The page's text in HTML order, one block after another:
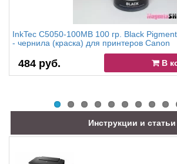
InkTec C5050-100MB 100 гр. Black
- чернила (краска) для принтеров Canon
484 руб. В
Инструкции и статьи